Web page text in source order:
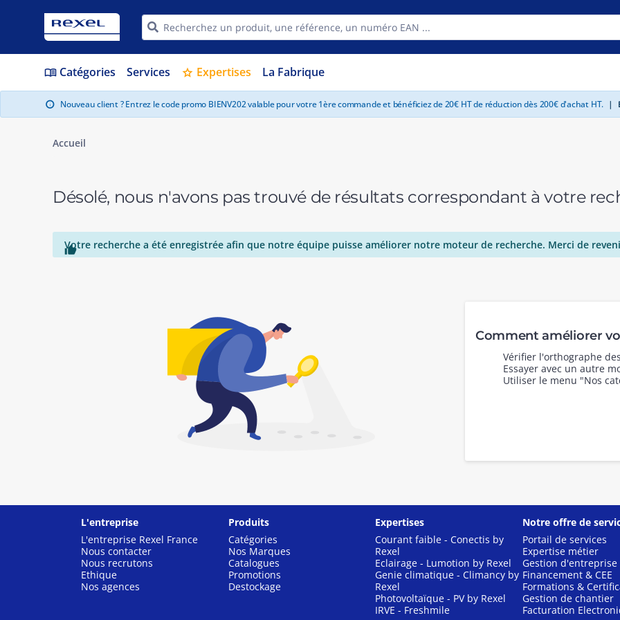
menu_book Catégories Services star Expertises La Fabrique
info Nouveau client ? Entrez le code promo BIENV202 valable pour votre 1ère commande et bénéficiez de 20€ HT de réduction dès 200€ d'achat HT. |
Accueil
Désolé, nous n'avons pas trouvé de résultats correspondant à votre

Votre recherche a été enregistrée afin que notre équipe puisse améliorer notre moteur de recherche. Merci de
Comment améliorer
Vérifier l'orthographe
Essayer avec un autre
Utiliser le menu "Nos
L'entreprise
L'entreprise Rexel France
Nous contacter
Nous recrutons
Ethique
Nos agences
Produits
Catégories
Nos Marques
Catalogues
Promotions
Destockage
Expertises
Courant faible - Conectis by
Rexel
Eclairage - Lumotion by Rexel
Genie climatique - Climancy by
Rexel
Photovoltaïque - PV by Rexel
IRVE - Freshmile
Notre offre de
Portail de services
Expertise métier
Gestion d'entreprise
Financement & CEE
Formations &
Gestion de chantier
Facturation